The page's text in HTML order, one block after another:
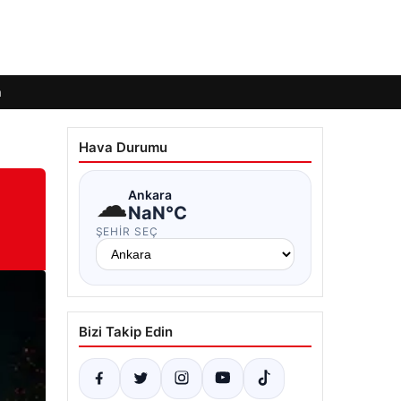
Hava Durumu
☁Ankara
NaN°C
ŞEHIR SEÇ
Bizi Takip Edin